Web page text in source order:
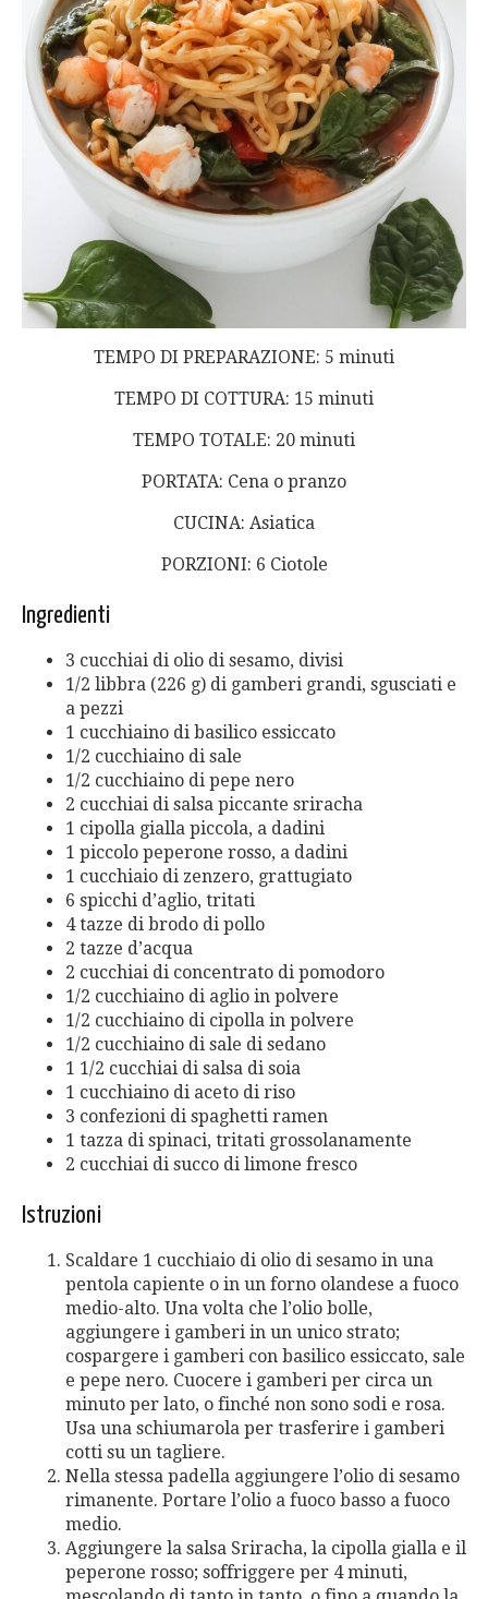
TEMPO DI PREPARAZIONE: 5 minuti
TEMPO DI COTTURA: 15 minuti
TEMPO TOTALE: 20 minuti
PORTATA: Cena o pranzo
CUCINA: Asiatica
PORZIONI: 6 Ciotole
Ingredienti
3 cucchiai di olio di sesamo, divisi
1/2 libbra (226 g) di gamberi grandi, sgusciati e
a pezzi
1 cucchiaino di basilico essiccato
1/2 cucchiaino di sale
1/2 cucchiaino di pepe nero
2 cucchiai di salsa piccante sriracha
1 cipolla gialla piccola, a dadini
1 piccolo peperone rosso, a dadini
1 cucchiaio di zenzero, grattugiato
6 spicchi d’aglio, tritati
4 tazze di brodo di pollo
2 tazze d’acqua
2 cucchiai di concentrato di pomodoro
1/2 cucchiaino di aglio in polvere
1/2 cucchiaino di cipolla in polvere
1/2 cucchiaino di sale di sedano
1 1/2 cucchiai di salsa di soia
1 cucchiaino di aceto di riso
3 confezioni di spaghetti ramen
1 tazza di spinaci, tritati grossolanamente
2 cucchiai di succo di limone fresco
Istruzioni
Scaldare 1 cucchiaio di olio di sesamo in una
pentola capiente o in un forno olandese a fuoco
medio-alto. Una volta che l’olio bolle,
aggiungere i gamberi in un unico strato;
cospargere i gamberi con basilico essiccato, sale
e pepe nero. Cuocere i gamberi per circa un
minuto per lato, o finché non sono sodi e rosa.
Usa una schiumarola per trasferire i gamberi
cotti su un tagliere.
Nella stessa padella aggiungere l’olio di sesamo
rimanente. Portare l’olio a fuoco basso a fuoco
medio.
Aggiungere la salsa Sriracha, la cipolla gialla e il
peperone rosso; soffriggere per 4 minuti,